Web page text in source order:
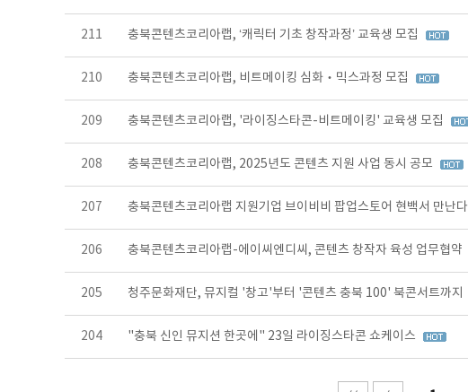
211 충북콘텐츠코리아랩, ‘캐릭터 기초 창작과정’ 교육생 모집
210 충북콘텐츠코리아랩, 비트메이킹 심화‧믹스과정 모집
209 충북콘텐츠코리아랩, '라이징스타콘-비트메이킹' 교육생 모집
208 충북콘텐츠코리아랩, 2025년도 콘텐츠 지원 사업 동시 공모
207 충북콘텐츠코리아랩 지원기업 브이비비 팝업스토어 현백서 만난다
206 충북콘텐츠코리아랩-에이씨엔디씨, 콘텐츠 창작자 육성 업무협약
205 청주문화재단, 뮤지컬 '창고'부터 '콘텐츠 충북 100' 북콘서트까지
204 "충북 신인 뮤지션 한곳에" 23일 라이징스타콘 쇼케이스